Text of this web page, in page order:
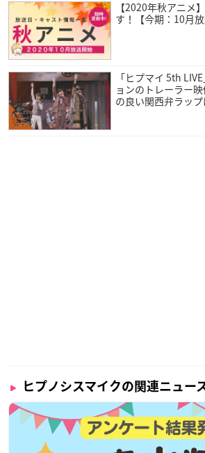
【2020年秋アニメ
す！【今期：10月放
「ヒプマイ 5th
ョンのトレーラー
の良い関西弁ラッ
ヒプノシスマイクの関連ニュー